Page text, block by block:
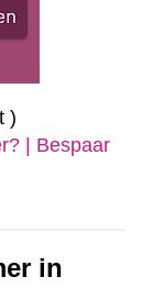
)
| Bespaar
in